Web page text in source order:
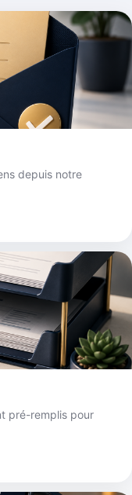
depuis notre
pré-remplis pour